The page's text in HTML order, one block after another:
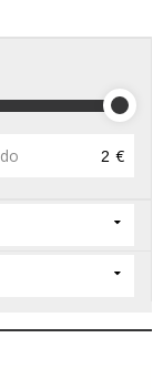
do €